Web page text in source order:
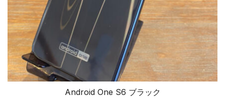
Android One S6 ブラック